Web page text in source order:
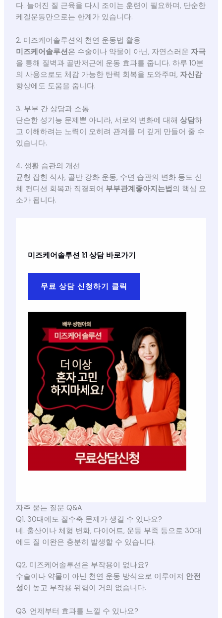
다. 늘어진 질 근육을 다시 조이는 훈련이 필요하며, 단순한
케겔운동만으로는 한계가 있습니다.
2. 미즈케어솔루션의 천연 운동법 활용
미즈케어솔루션은 수술이나 약물이 아닌, 자연스러운 자극
을 통해 질벽과 골반저근에 운동 효과를 줍니다. 하루 10분
의 사용으로도 체감 가능한 탄력 회복을 도와주며, 자신감
향상에도 도움을 줍니다.
3. 부부 간 상담과 소통
단순한 성기능 문제뿐 아니라, 서로의 변화에 대해 상담하
고 이해하려는 노력이 오히려 관계를 더 깊게 만들어 줄 수
있습니다.
4. 생활 습관의 개선
균형 잡힌 식사, 골반 강화 운동, 수면 습관의 변화 등도 신
체 컨디션 회복과 직결되어 부부관계좋아지는법 의 핵심 요
소가 됩니다.
미즈케어솔루션 1:1 상담 바로가기
무료 상담 신청하기 클릭
자주 묻는 질문 Q&A
Q1. 30대에도 질수축 문제가 생길 수 있나요?
네. 출산이나 체형 변화, 다이어트, 운동 부족 등으로 30대
에도 질 이완은 충분히 발생할 수 있습니다.
Q2. 미즈케어솔루션은 부작용이 없나요?
수술이나 약물이 아닌 천연 운동 방식으로 이루어져 안전
성이 높고 부작용 위험이 거의 없습니다.
Q3. 언제부터 효과를 느낄 수 있나요?